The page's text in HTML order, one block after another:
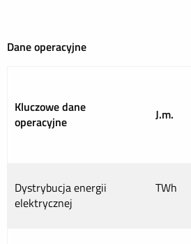
Dane operacyjne
Kluczowe dane
operacyjne
J.m.
Dystrybucja energii
elektrycznej
TWh